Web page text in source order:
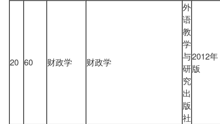
20 60 财政学 财政学
外
语
教
学
与
研
究
出
版
社
2012年
版